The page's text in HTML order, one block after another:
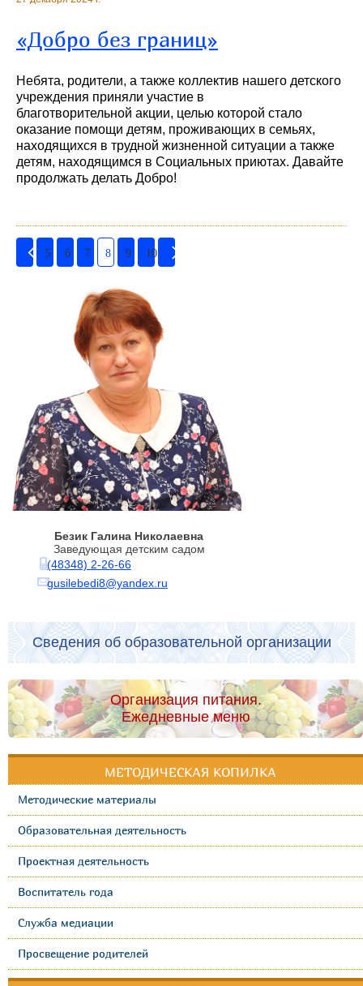
«Добро без границ»
Hебята, родители, а также коллектив нашего детского
учреждения приняли участие в
благотворительной акции, целью которой стало
оказание помощи детям, проживающих в семьях,
находящихся в трудной жизненной ситуации а также
детям, находящимся в Социальных приютах. Давайте
продолжать делать Добро!
5 6 7 8 9 10
Безик Галина Николаевна
Заведующая детским садом
(48348) 2-26-66
gusilebedi8@yandex.ru
Сведения об образовательной организации
Организация питания.
Ежедневные меню
МЕТОДИЧЕСКАЯ КОПИЛКА
Методические материалы
Образовательная деятельность
Проектная деятельность
Воспитатель года
Служба медиации
Просвещение родителей